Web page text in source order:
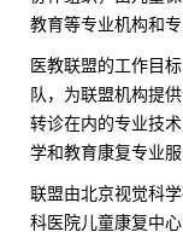
教育等专业机构和专
医教联盟的工作目
队，为联盟机构提
转诊在内的专业技
学和教育康复专业服
联盟由北京视觉科
科医院儿童康复中